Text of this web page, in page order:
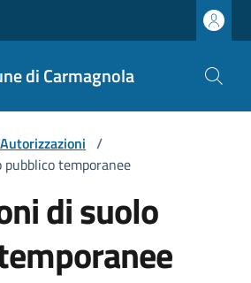
di Carmagnola
Autorizzazioni /
pubblico temporanee
di suolo